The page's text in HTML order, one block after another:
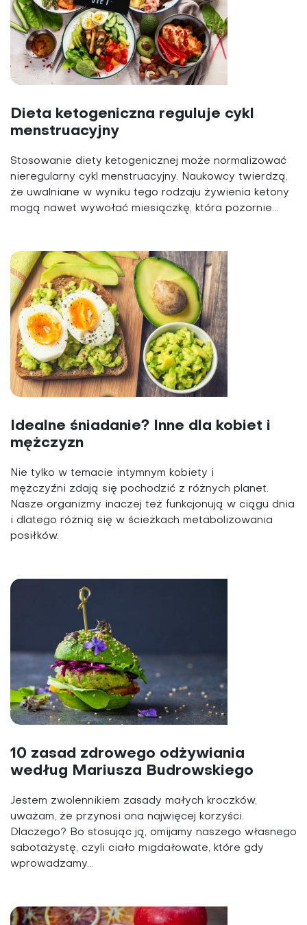
Dieta ketogeniczna reguluje cykl
menstruacyjny
Stosowanie diety ketogenicznej może normalizować
nieregularny cykl menstruacyjny. Naukowcy twierdzą,
że uwalniane w wyniku tego rodzaju żywienia ketony
mogą nawet wywołać miesiączkę, która pozornie...
Idealne śniadanie? Inne dla kobiet i
mężczyzn
Nie tylko w temacie intymnym kobiety i
mężczyźni zdają się pochodzić z różnych planet.
Nasze organizmy inaczej też funkcjonują w ciągu dnia
i dlatego różnią się w ścieżkach metabolizowania
posiłków.
10 zasad zdrowego odżywiania
według Mariusza Budrowskiego
Jestem zwolennikiem zasady małych kroczków,
uważam, że przynosi ona najwięcej korzyści.
Dlaczego? Bo stosując ją, omijamy naszego własnego
sabotażystę, czyli ciało migdałowate, które gdy
wprowadzamy...